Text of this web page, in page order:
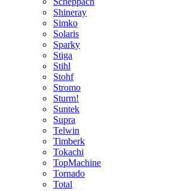
Shineray
Simko
Solaris
Sparky
Stiga
Stihl
Stohf
Stromo
Sturm!
Suntek
Supra
Telwin
Timberk
Tokachi
TopMachine
Tornado
Total